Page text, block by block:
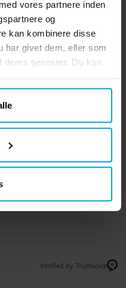
vores partnere inden
og
kan kombinere disse
har givet dem, eller som
deres tjenester. Du kan
Verified by Trustvoice